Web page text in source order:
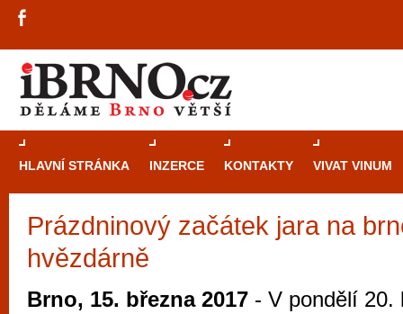
HLAVNÍ STRÁNKA INZERCE KONTAKTY VIVAT VINUM
Prázdninový začátek jara na
hvězdárně
Brno, 15. března 2017 - V pondělí 20.
Průvodce